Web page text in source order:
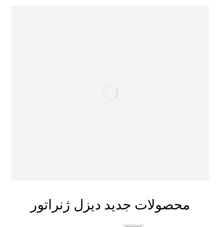
محصولات جدید دیزل ژنراتور